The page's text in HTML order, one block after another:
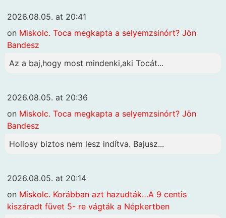
2026.08.05. at 20:41
on Miskolc. Toca megkapta a selyemzsinórt? Jön
Bandesz
Az a baj,hogy most mindenki,aki Tocát...
2026.08.05. at 20:36
on Miskolc. Toca megkapta a selyemzsinórt? Jön
Bandesz
Hollosy biztos nem lesz indítva. Bajusz...
2026.08.05. at 20:14
on Miskolc. Korábban azt hazudták…A 9 centis
kiszáradt füvet 5- re vágták a Népkertben